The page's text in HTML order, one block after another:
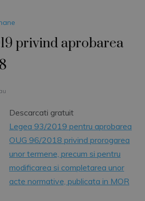
privind aprobarea
Descarcati gratuit
Legea 93/2019 pentru aprobarea
OUG 96/2018 privind prorogarea
unor termene, precum si pentru
modificarea si completarea unor
acte normative, publicata in MOR